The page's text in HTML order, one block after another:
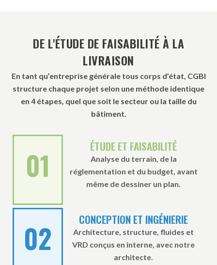
DE L'ÉTUDE DE FAISABILITÉ À LA
LIVRAISON
En tant qu’entreprise générale tous corps d’état, CGBI
structure chaque projet selon une méthode identique
en 4 étapes, quel que soit le secteur ou la taille du
bâtiment.
01 ÉTUDE ET FAISABILITÉ
Analyse du terrain, de la
réglementation et du budget, avant
même de dessiner un plan.
02 CONCEPTION ET INGÉNIERIE
Architecture, structure, fluides et
VRD conçus en interne, avec notre
architecte.